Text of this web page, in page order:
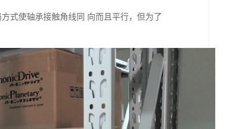
式使轴承接触角线同 向而且平行，但为了